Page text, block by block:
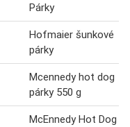
Párky
Hofmaier šunkové
párky
Mcennedy hot dog
párky 550 g
McEnnedy Hot Dog